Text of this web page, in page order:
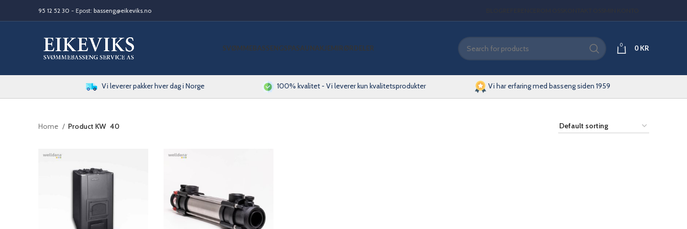
95 12 52 30 - Epost: basseng@eikeviks.no
SVØMMEBASSENGSPASAUNAKJEMIRØRDELER 0 0 KR
Vi leverer pakker hver dag i Norge 100% kvalitet - Vi leverer kun kvalitetsprodukter Vi har erfaring med basseng siden 1959
Home Product KW 40